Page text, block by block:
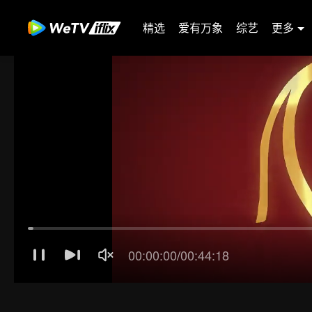
精选 爱有万象 综艺 更多